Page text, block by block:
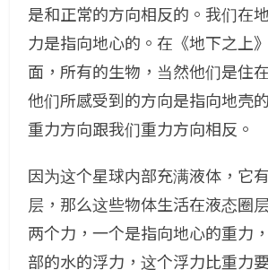
是和正常的方向相反的。我们在
力是指向地心的。在《地下之上
面，所有的生物，当然他们是住
他们所感受到的方向是指向地壳
重力方向跟我们重力方向相反。
因为这个星球内部充满液体，它
层，那么这些物体生活在液态圈
两个力，一个是指向地心的重力
部的水的浮力，这个浮力比重力